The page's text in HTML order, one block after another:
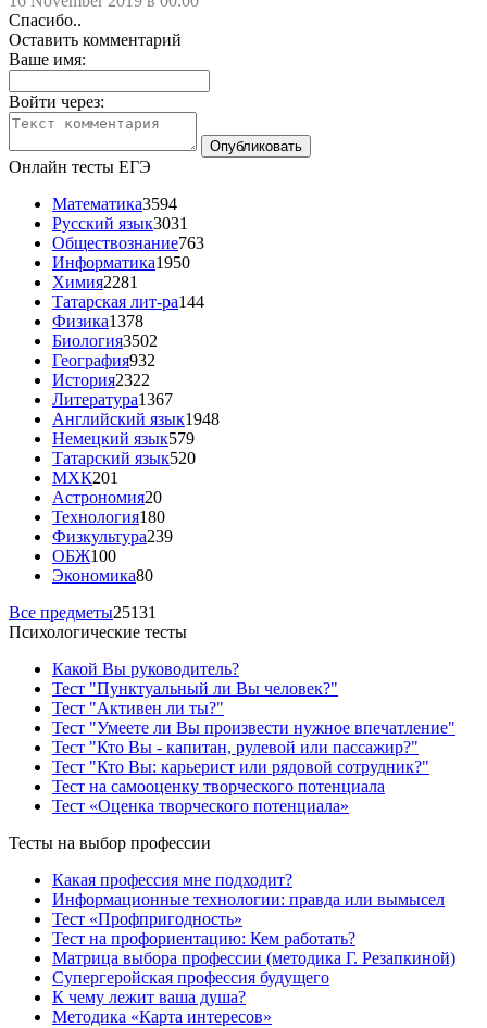
Спасибо..
Оставить комментарий
Ваше имя:
Войти через:
Онлайн тесты ЕГЭ
Математика3594
Русский язык3031
Обществознание763
Информатика1950
Химия2281
Татарская лит-ра144
Физика1378
Биология3502
География932
История2322
Литература1367
Английский язык1948
Немецкий язык579
Татарский язык520
МХК201
Астрономия20
Технология180
Физкультура239
ОБЖ100
Экономика80
Все предметы25131
Психологические тесты
Какой Вы руководитель?
Тест "Пунктуальный ли Вы человек?"
Тест "Активен ли ты?"
Тест "Умеете ли Вы произвести нужное впечатление"
Тест "Кто Вы - капитан, рулевой или пассажир?"
Тест "Кто Вы: карьерист или рядовой сотрудник?"
Тест на самооценку творческого потенциала
Тест «Оценка творческого потенциала»
Тесты на выбор профессии
Какая профессия мне подходит?
Информационные технологии: правда или вымысел
Тест «Профпригодность»
Тест на профориентацию: Кем работать?
Матрица выбора профессии (методика Г. Резапкиной)
Супергеройская профессия будущего
К чему лежит ваша душа?
Методика «Карта интересов»